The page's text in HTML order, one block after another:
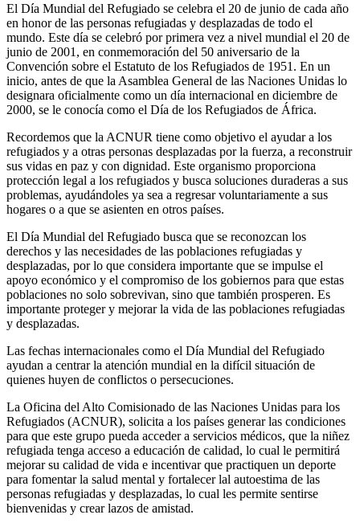
El Día Mundial del Refugiado se celebra el 20 de junio de cada año
en honor de las personas refugiadas y desplazadas de todo el
mundo. Este día se celebró por primera vez a nivel mundial el 20 de
junio de 2001, en conmemoración del 50 aniversario de la
Convención sobre el Estatuto de los Refugiados de 1951. En un
inicio, antes de que la Asamblea General de las Naciones Unidas lo
designara oficialmente como un día internacional en diciembre de
2000, se le conocía como el Día de los Refugiados de África.
Recordemos que la ACNUR tiene como objetivo el ayudar a los
refugiados y a otras personas desplazadas por la fuerza, a reconstruir
sus vidas en paz y con dignidad. Este organismo proporciona
protección legal a los refugiados y busca soluciones duraderas a sus
problemas, ayudándoles ya sea a regresar voluntariamente a sus
hogares o a que se asienten en otros países.
El Día Mundial del Refugiado busca que se reconozcan los
derechos y las necesidades de las poblaciones refugiadas y
desplazadas, por lo que considera importante que se impulse el
apoyo económico y el compromiso de los gobiernos para que estas
poblaciones no solo sobrevivan, sino que también prosperen. Es
importante proteger y mejorar la vida de las poblaciones refugiadas
y desplazadas.
Las fechas internacionales como el Día Mundial del Refugiado
ayudan a centrar la atención mundial en la difícil situación de
quienes huyen de conflictos o persecuciones.
La Oficina del Alto Comisionado de las Naciones Unidas para los
Refugiados (ACNUR), solicita a los países generar las condiciones
para que este grupo pueda acceder a servicios médicos, que la niñez
refugiada tenga acceso a educación de calidad, lo cual le permitirá
mejorar su calidad de vida e incentivar que practiquen un deporte
para fomentar la salud mental y fortalecer lal autoestima de las
personas refugiadas y desplazadas, lo cual les permite sentirse
bienvenidas y crear lazos de amistad.